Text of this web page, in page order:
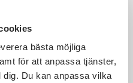
bästa möjliga
för att anpassa tjänster,
dig. Du kan anpassa vilka